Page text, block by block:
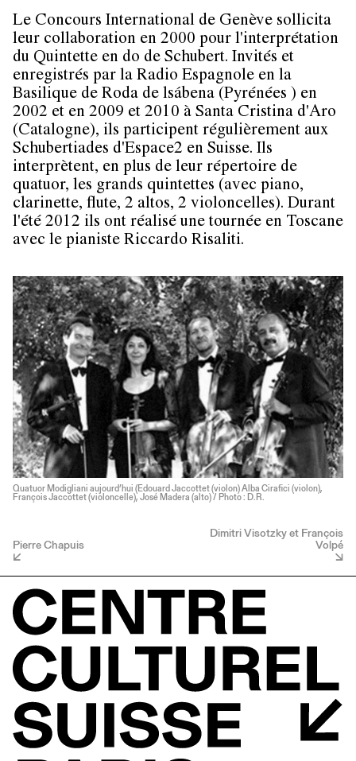
Le Concours International de Genève sollicita
leur collaboration en 2000 pour l'interprétation
du Quintette en do de Schubert. Invités et
enregistrés par la Radio Espagnole en la
Basilique de Roda de lsábena (Pyrénées ) en
2002 et en 2009 et 2010 à Santa Cristina d'Aro
(Catalogne), ils participent régulièrement aux
Schubertiades d'Espace2 en Suisse. Ils
interprètent, en plus de leur répertoire de
quatuor, les grands quintettes (avec piano,
clarinette, flute, 2 altos, 2 violoncelles). Durant
l'été 2012 ils ont réalisé une tournée en Toscane
avec le pianiste Riccardo Risaliti.
Quatuor Modigliani aujourd’hui (Edouard Jaccottet (violon) Alba Cirafici (violon),
François Jaccottet (violoncelle), José Madera (alto) / Photo : D.R.
Pierre Chapuis
Dimitri Visotzky et François
Volpé